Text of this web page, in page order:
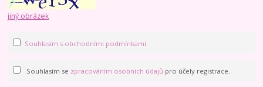
jiný obrázek
Souhlasím s obchodními podmínkami
Souhlasím se zpracováním osobních údajů pro účely registrace.